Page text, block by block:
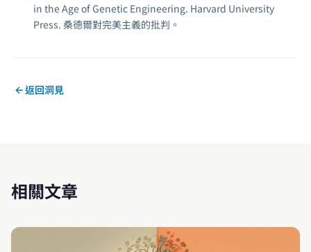
in the Age of Genetic Engineering. Harvard University
Press. 桑德爾對完美主義的批判。
返回洞見
相關文章